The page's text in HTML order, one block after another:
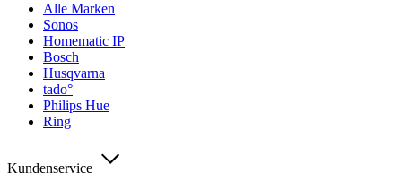
Alle Marken
Sonos
Homematic IP
Bosch
Husqvarna
tado°
Philips Hue
Ring
Kundenservice